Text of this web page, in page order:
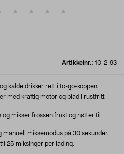
Artikkelnr.: 10-2-93
kalde drikker rett i to-go-koppen.
med kraftig motor og blad i rustfritt
mikser frossen frukt og nøtter til
miksemodus på 30 sekunder.
25 miksinger per lading.